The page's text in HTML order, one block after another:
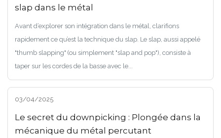
slap dans le métal
Avant d’explorer son intégration dans le métal, clarifions
rapidement ce qu’est la technique du slap. Le slap, aussi appelé
"thumb slapping" (ou simplement "slap and pop"), consiste à
taper sur les cordes de la basse avec le...
03/04/2025
Le secret du downpicking : Plongée dans la
mécanique du métal percutant